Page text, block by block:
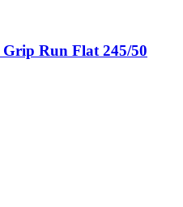
Run Flat 245/50